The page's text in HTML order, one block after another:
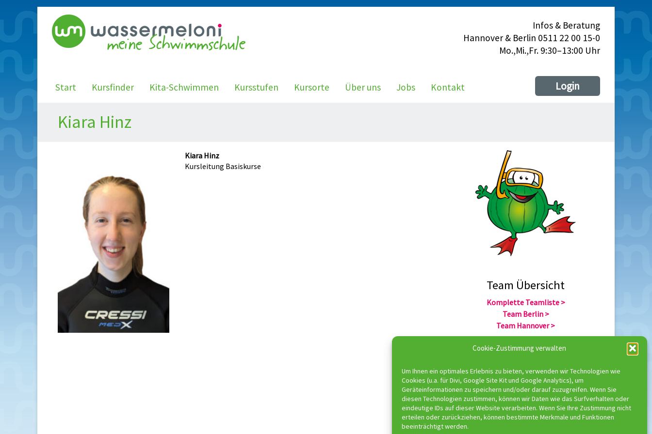
Cookie-Zustimmung verwalten
Um Ihnen ein optimales Erlebnis zu bieten, verwenden wir Technologien wie
Cookies (u.a. für Divi, Google Site Kit und Google Analytics), um
Geräteinformationen zu speichern und/oder darauf zuzugreifen. Wenn Sie
diesen Technologien zustimmen, können wir Daten wie das Surfverhalten oder
eindeutige IDs auf dieser Website verarbeiten. Wenn Sie Ihre Zustimmung nicht
erteilen oder zurückziehen, können bestimmte Merkmale und Funktionen
beeinträchtigt werden.
Infos & Beratung
Hannover & Berlin 0511 22 00 15-0
Mo.,Mi.,Fr. 9:30–13:00 Uhr
Start Kursfinder Kita-Schwimmen Kursstufen Kursorte Über uns Jobs Kontakt Login
Kiara Hinz
Kiara Hinz
Kursleitung Basiskurse
Team Übersicht
Komplette Teamliste >
Team Berlin >
Team Hannover >
Komplette Trainerliste >
Trainer Berlin >
Trainer Hannover >